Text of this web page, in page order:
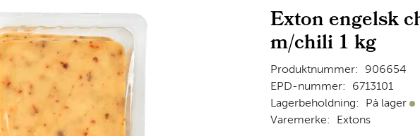
Exton engelsk
m/chili 1 kg
Produktnummer:
906654
EPD-nummer:
6713101
Lagerbeholdning:
På lager
Varemerke: Extons